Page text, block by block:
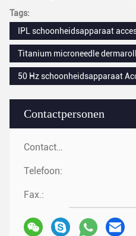
Contactpersonen
Contactpersonen:
Telefoon:
Fax.:
Tags:
IPL schoonheidsapparaat
Titanium microneedle
50 Hz schoonheidsapparaat